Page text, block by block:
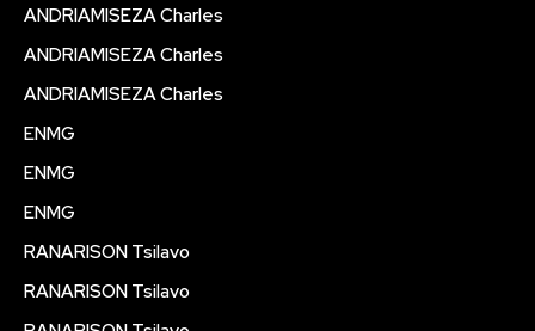
ANDRIAMISEZA Charles
ANDRIAMISEZA Charles
ANDRIAMISEZA Charles
ENMG
ENMG
ENMG
RANARISON Tsilavo
RANARISON Tsilavo